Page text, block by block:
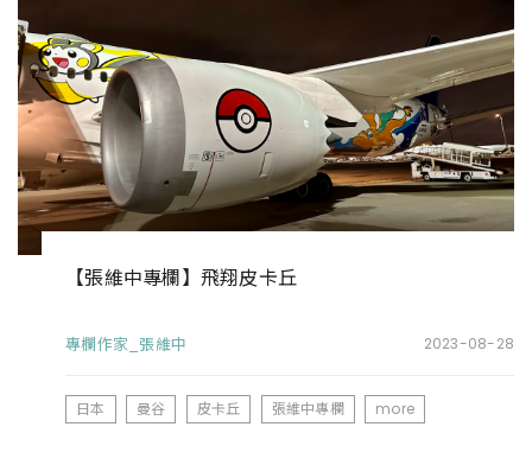
【張維中專欄】飛翔皮卡丘
專欄作家_張維中 2023-08-28
日本 曼谷 皮卡丘 張維中專欄 more